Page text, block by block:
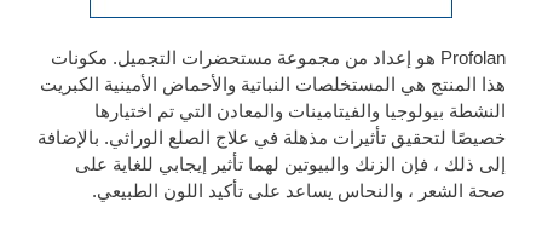
Profolan هو إعداد من مجموعة مستحضرات التجميل. مكونات
هذا المنتج هي المستخلصات النباتية والأحماض الأمينية الكبريت
النشطة بيولوجيا والفيتامينات والمعادن التي تم اختيارها
خصيصًا لتحقيق تأثيرات مذهلة في علاج الصلع الوراثي. بالإضافة
إلى ذلك ، فإن الزنك والبيوتين لهما تأثير إيجابي للغاية على
صحة الشعر ، والنحاس يساعد على تأكيد اللون الطبيعي.